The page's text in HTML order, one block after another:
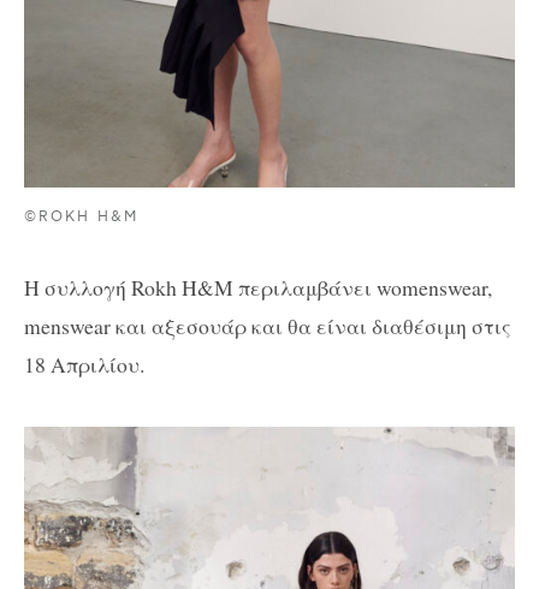
©ROKH H&M
Η συλλογή Rokh H&M περιλαμβάνει womenswear,
menswear και αξεσουάρ και θα είναι διαθέσιμη στις
18 Απριλίου.